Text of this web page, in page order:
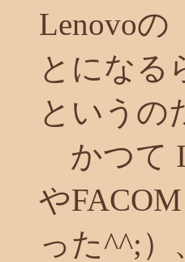
Lenovoの
とになる
というの
かつて
や
った^^;）